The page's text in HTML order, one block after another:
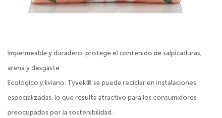
Impermeable y duradero: protege el contenido de salpicaduras,
arena y desgaste.
Ecológico y liviano: Tyvek® se puede reciclar en instalaciones
especializadas, lo que resulta atractivo para los consumidores
preocupados por la sostenibilidad.